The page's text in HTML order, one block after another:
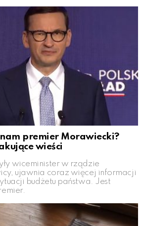
premier Morawiecki?
wieści
wiceminister w rządzie
ujawnia coraz więcej informacji
budżetu państwa. Jest